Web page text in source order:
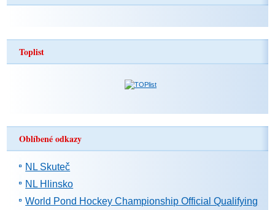
Toplist
Oblíbené odkazy
NL Skuteč
NL Hlinsko
World Pond Hockey Championship Official Qualifying